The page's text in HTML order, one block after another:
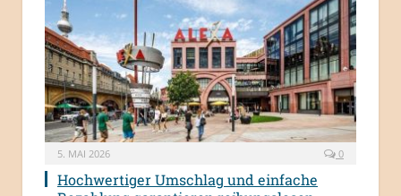
5. MAI 2026 0
Hochwertiger Umschlag und einfache